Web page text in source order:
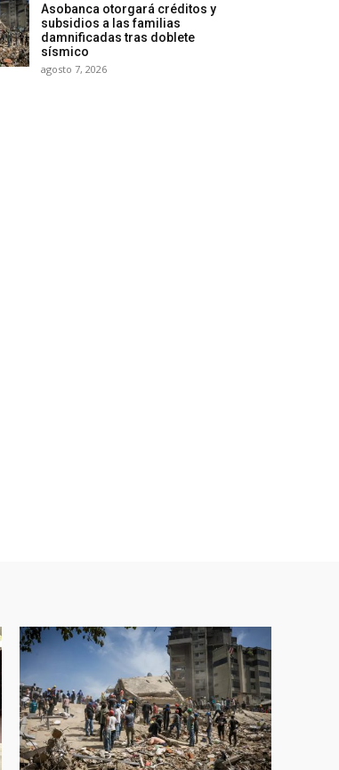
Asobanca otorgará créditos y
subsidios a las familias
damnificadas tras doblete
sísmico
agosto 7, 2026